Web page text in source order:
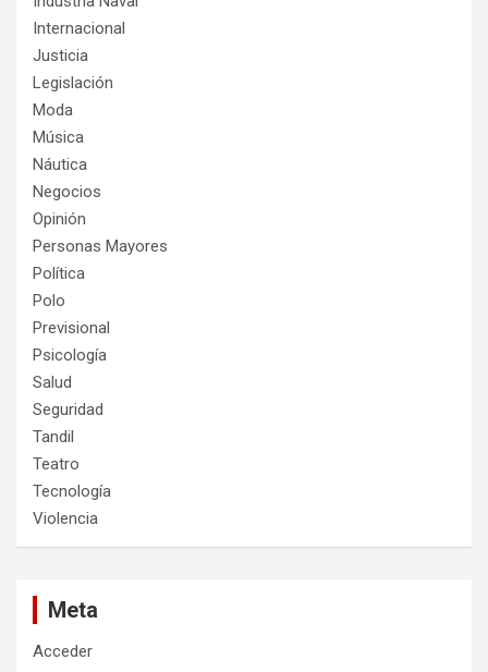
Internacional
Justicia
Legislación
Moda
Música
Náutica
Negocios
Opinión
Personas Mayores
Política
Polo
Previsional
Psicología
Salud
Seguridad
Tandil
Teatro
Tecnología
Violencia
Meta
Acceder